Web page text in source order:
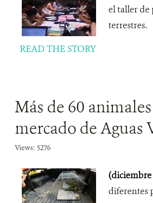
el taller de
terrestres.
READ THE STORY
Más de 60
mercado de Aguas
Views: 5276
(diciembre
diferentes